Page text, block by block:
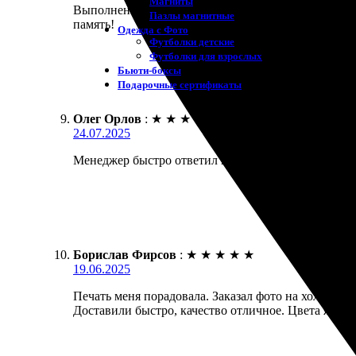
Пазлы магнитные
Одежда с Фото
Футболки детские
Футболки для взрослых
Бьюти-боксы
Подарочные сертификаты
Выполнена печать на холсте 30х40. Заказал через
память!
Олег Орлов : ★ ★ ★ ★
24.07.2025
Менеджер быстро ответил на мой запрос.
Борислав Фирсов : ★ ★ ★ ★ ★
19.06.2025
Печать меня порадовала. Заказал фото на холсте.
Доставили быстро, качество отличное. Цвета